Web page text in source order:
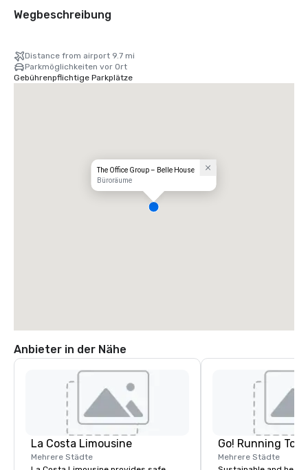
Wegbeschreibung
Distance from airport 9.7 mi
Parkmöglichkeiten vor Ort
Gebührenpflichtige Parkplätze
The Office Group – Belle House
Büroräume
Anbieter in der Nähe
La Costa Limousine
Mehrere Städte
Go! Running
Mehrere Städte